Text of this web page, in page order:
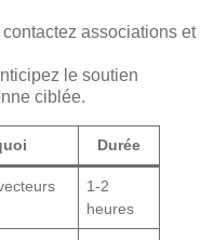
associations et
le soutien
ciblée.
Durée
1-2
heures